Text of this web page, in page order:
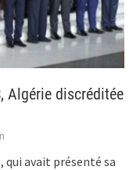
Algérie discréditée
qui avait présenté sa